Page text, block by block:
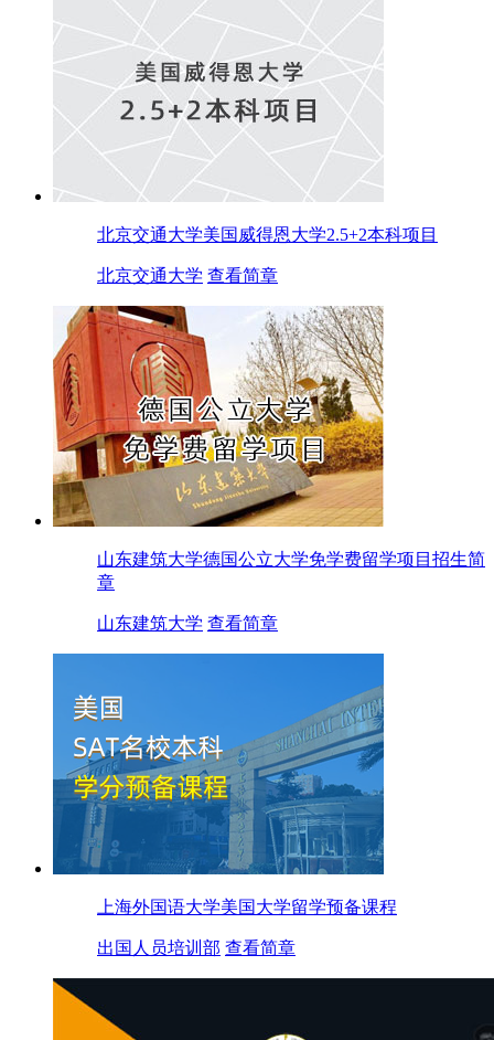
北京交通大学美国威得恩大学2.5+2本科项目
北京交通大学 查看简章
山东建筑大学德国公立大学免学费留学项目招生简
章
山东建筑大学 查看简章
上海外国语大学美国大学留学预备课程
出国人员培训部 查看简章